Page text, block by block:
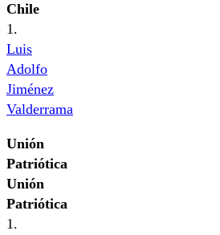
Chile
1.
Luis
Adolfo
Jiménez
Valderrama
Unión
Patriótica
Unión
Patriótica
1.